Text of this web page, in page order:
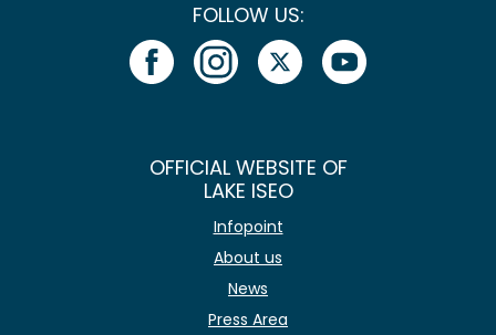
FOLLOW US:
OFFICIAL WEBSITE OF
LAKE ISEO
Infopoint
About us
News
Press Area